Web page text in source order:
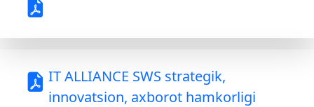
IT ALLIANCE SWS strategik,
innovatsion, axborot hamkorligi